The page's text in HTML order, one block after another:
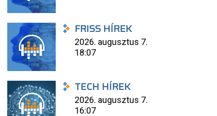
FRISS HÍREK
2026. augusztus 7.
18:07
TECH HÍREK
2026. augusztus 7.
16:07